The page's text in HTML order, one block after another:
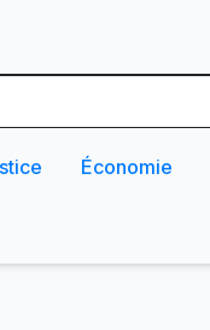
Économie